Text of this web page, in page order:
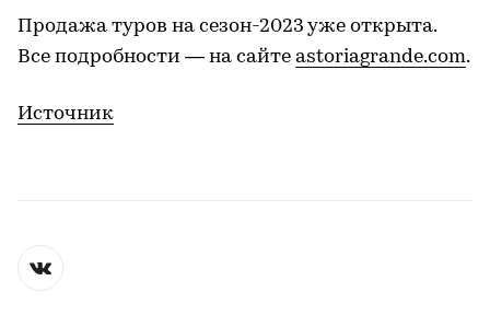
Продажа туров на сезон-2023 уже открыта.
Все подробности — на сайте astoriagrande.com.
Источник